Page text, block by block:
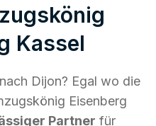
Kassel
Dijon? Egal wo die
Eisenberg
Partner für